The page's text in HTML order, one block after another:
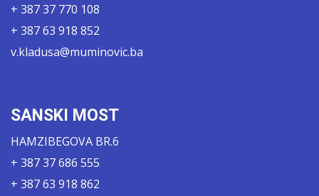
+ 387 37 770 108
+ 387 63 918 852
v.kladusa@muminovic.ba
SANSKI MOST
HAMZIBEGOVA BR.6
+ 387 37 686 555
+ 387 63 918 862